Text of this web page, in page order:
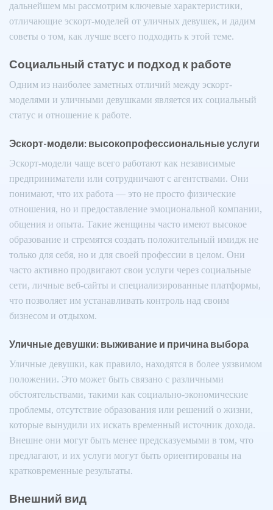
дальнейшем мы рассмотрим ключевые характеристики,
отличающие эскорт-моделей от уличных девушек, и дадим
советы о том, как лучше всего подходить к этой теме.
Социальный статус и подход к работе
Одним из наиболее заметных отличий между эскорт-
моделями и уличными девушками является их социальный
статус и отношение к работе.
Эскорт-модели: высокопрофессиональные услуги
Эскорт-модели чаще всего работают как независимые
предприниматели или сотрудничают с агентствами. Они
понимают, что их работа — это не просто физические
отношения, но и предоставление эмоциональной компании,
общения и опыта. Такие женщины часто имеют высокое
образование и стремятся создать положительный имидж не
только для себя, но и для своей профессии в целом. Они
часто активно продвигают свои услуги через социальные
сети, личные веб-сайты и специализированные платформы,
что позволяет им устанавливать контроль над своим
бизнесом и отдыхом.
Уличные девушки: выживание и причина выбора
Уличные девушки, как правило, находятся в более уязвимом
положении. Это может быть связано с различными
обстоятельствами, такими как социально-экономические
проблемы, отсутствие образования или решений о жизни,
которые вынудили их искать временный источник дохода.
Внешне они могут быть менее предсказуемыми в том, что
предлагают, и их услуги могут быть ориентированы на
кратковременные результаты.
Внешний вид